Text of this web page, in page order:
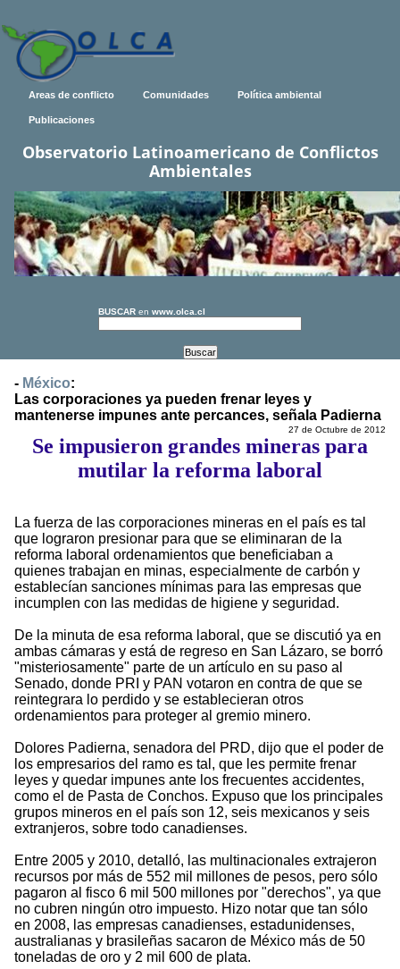
Areas de conflicto Comunidades Política ambiental
Publicaciones
Observatorio Latinoamericano de Conflictos
Ambientales
BUSCAR en www.olca.cl
- México:
Las corporaciones ya pueden frenar leyes y
mantenerse impunes ante percances, señala Padierna
27 de Octubre de 2012
Se impusieron grandes mineras para
mutilar la reforma laboral
La fuerza de las corporaciones mineras en el país es tal
que lograron presionar para que se eliminaran de la
reforma laboral ordenamientos que beneficiaban a
quienes trabajan en minas, especialmente de carbón y
establecían sanciones mínimas para las empresas que
incumplen con las medidas de higiene y seguridad.
De la minuta de esa reforma laboral, que se discutió ya en
ambas cámaras y está de regreso en San Lázaro, se borró
"misteriosamente" parte de un artículo en su paso al
Senado, donde PRI y PAN votaron en contra de que se
reintegrara lo perdido y se establecieran otros
ordenamientos para proteger al gremio minero.
Dolores Padierna, senadora del PRD, dijo que el poder de
los empresarios del ramo es tal, que les permite frenar
leyes y quedar impunes ante los frecuentes accidentes,
como el de Pasta de Conchos. Expuso que los principales
grupos mineros en el país son 12, seis mexicanos y seis
extranjeros, sobre todo canadienses.
Entre 2005 y 2010, detalló, las multinacionales extrajeron
recursos por más de 552 mil millones de pesos, pero sólo
pagaron al fisco 6 mil 500 millones por "derechos", ya que
no cubren ningún otro impuesto. Hizo notar que tan sólo
en 2008, las empresas canadienses, estadunidenses,
australianas y brasileñas sacaron de México más de 50
toneladas de oro y 2 mil 600 de plata.